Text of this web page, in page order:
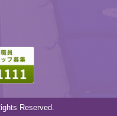
Reserved.